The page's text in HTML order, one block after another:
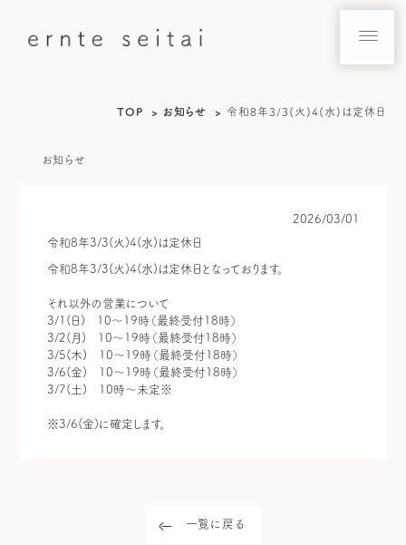
TOP お知らせ 令和8年3/3(火)4(水)は定休日
お知らせ
2026/03/01
令和8年3/3(火)4(水)は定休日
令和8年3/3(火)4(水)は定休日となっております。
それ以外の営業について
3/1(日) 10～19時（最終受付18時）
3/2(月) 10～19時（最終受付18時）
3/5(木) 10～19時（最終受付18時）
3/6(金) 10～19時（最終受付18時）
3/7(土) 10時～未定※
※3/6(金)に確定します。
一覧に戻る